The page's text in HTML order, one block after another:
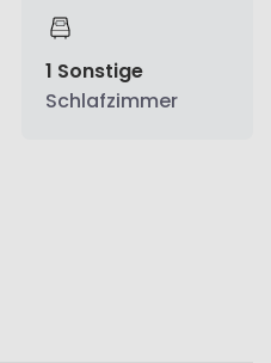
1 Sonstige
Schlafzimmer